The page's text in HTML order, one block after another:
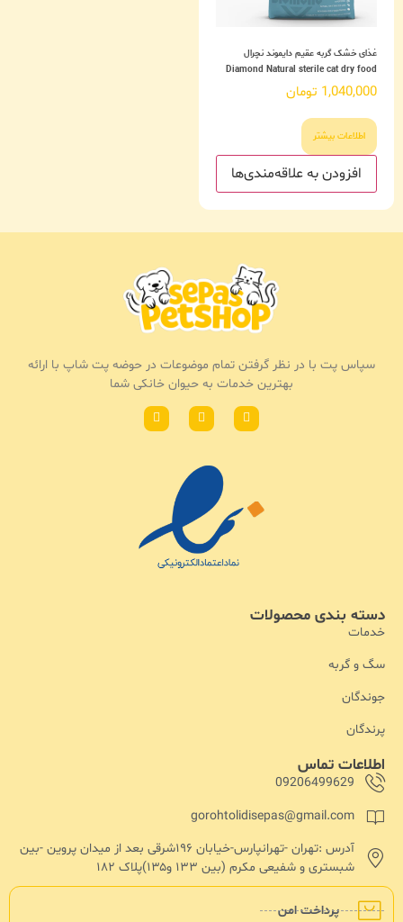
غذای خشک گربه عقیم دایموند نچرال
Diamond Natural sterile cat dry food
1,040,000 تومان
اطلاعات بیشتر
افزودن به علاقه‌مندی‌ها
پرداخت امن
اطلاعات تماس
09206499629
gorohtolidisepas@gmail.com
آدرس :تهران -تهرانپارس-خیابان ۱۹۶شرقی بعد از میدان پروین -بین
شبستری و شفیعی مکرم (بین ۱۳۳ و۱۳۵)پلاک ۱۸۲
دسته بندی محصولات
خدمات
سگ و گربه
جوندگان
پرندگان
سپاس پت با در نظر گرفتن تمام موضوعات در حوضه پت شاپ با ارائه
بهترین خدمات به حیوان خانکی شما